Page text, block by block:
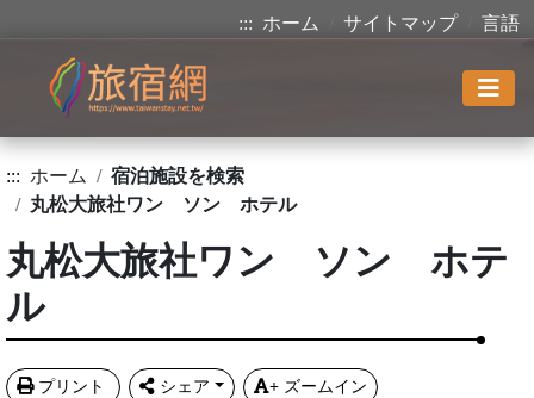
::: ホーム サイトマップ 言語
::: ホーム
宿泊施設を検索
丸松大旅社ワン ソン ホテル
丸松大旅社ワン ソン ホテ
ル
プリント シェア + ズームイン